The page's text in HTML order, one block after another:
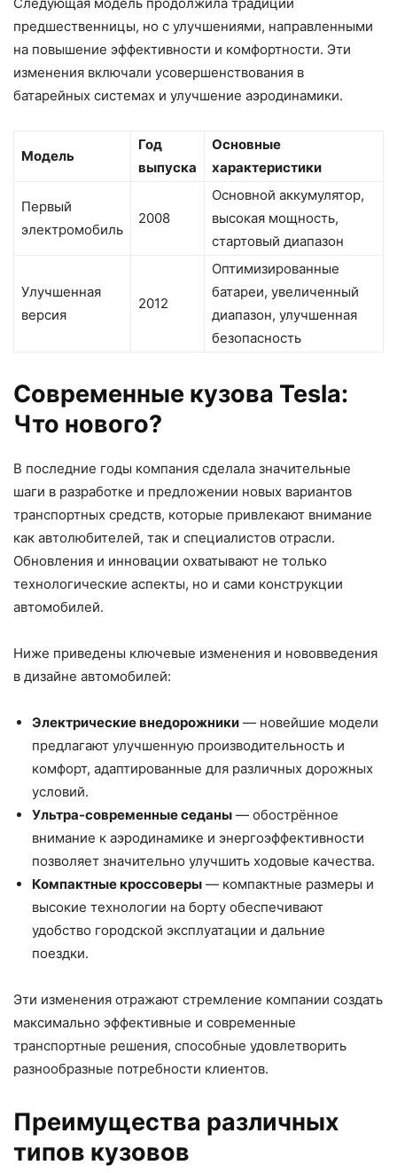
предшественницы, но с улучшениями, направленными
на повышение эффективности и комфортности. Эти
изменения включали усовершенствования в
батарейных системах и улучшение аэродинамики.
Модель
Год
выпуска
Основные
характеристики
Первый
электромобиль
2008
Основной аккумулятор,
высокая мощность,
стартовый диапазон
Улучшенная
версия
2012
Оптимизированные
батареи, увеличенный
диапазон, улучшенная
безопасность
Современные кузова Tesla:
Что нового?
В последние годы компания сделала значительные
шаги в разработке и предложении новых вариантов
транспортных средств, которые привлекают внимание
как автолюбителей, так и специалистов отрасли.
Обновления и инновации охватывают не только
технологические аспекты, но и сами конструкции
автомобилей.
Ниже приведены ключевые изменения и нововведения
в дизайне автомобилей:
Электрические внедорожники — новейшие модели
предлагают улучшенную производительность и
комфорт, адаптированные для различных дорожных
условий.
Ультра-современные седаны — обострённое
внимание к аэродинамике и энергоэффективности
позволяет значительно улучшить ходовые качества.
Компактные кроссоверы — компактные размеры и
высокие технологии на борту обеспечивают
удобство городской эксплуатации и дальние
поездки.
Эти изменения отражают стремление компании создать
максимально эффективные и современные
транспортные решения, способные удовлетворить
разнообразные потребности клиентов.
Преимущества различных
типов кузовов